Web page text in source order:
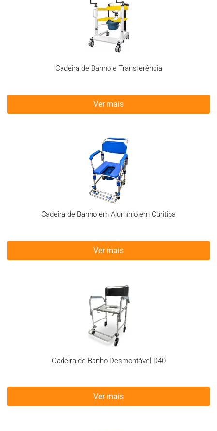
Cadeira de Banho e Transferência
Ver mais
Cadeira de Banho em Alumínio em Curitiba
Ver mais
Cadeira de Banho Desmontável D40
Ver mais